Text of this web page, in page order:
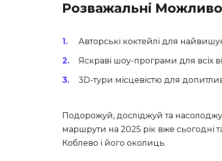
Розважальні
Авторські коктейлі для
Яскраві шоу-програми для всіх
3D-тури місцевістю для
Подорожуй, досліджуй та
маршрути на 2025 рік вже сьогодні
Коблево і його околиць.